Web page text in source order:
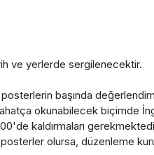
ve yerlerde sergilenecektir.
başında
okunabilecek biçimde
kaldırmaları
olursa, düzenleme